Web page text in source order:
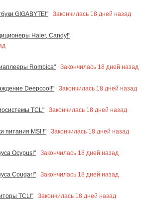
GIGABYTE!"
Закончилась 18 дней назад
Haier, Candy!"
Rombica"
Закончилась 18 дней назад
Deepcool!"
Закончилась 18 дней назад
TCL"
Закончилась 18 дней назад
питания MSI !"
Закончилась 18 дней назад
Ocypus!"
Закончилась 18 дней назад
Cougar!"
Закончилась 18 дней назад
TCL!"
Закончилась 18 дней назад